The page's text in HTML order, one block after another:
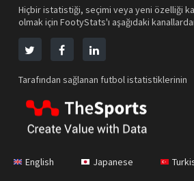
Hiçbir istatistiği, seçimi veya yeni özelliği
olmak için FootyStats'ı aşağıdaki
Tarafından sağlanan futbol istatistiklerinin
English Japanese